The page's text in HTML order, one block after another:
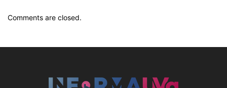
Comments are closed.